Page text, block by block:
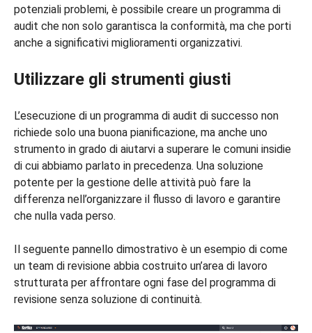
potenziali problemi, è possibile creare un programma di
audit che non solo garantisca la conformità, ma che porti
anche a significativi miglioramenti organizzativi.
Utilizzare gli strumenti giusti
L’esecuzione di un programma di audit di successo non
richiede solo una buona pianificazione, ma anche uno
strumento in grado di aiutarvi a superare le comuni insidie
di cui abbiamo parlato in precedenza. Una soluzione
potente per la gestione delle attività può fare la
differenza nell’organizzare il flusso di lavoro e garantire
che nulla vada perso.
Il seguente pannello dimostrativo è un esempio di come
un team di revisione abbia costruito un’area di lavoro
strutturata per affrontare ogni fase del programma di
revisione senza soluzione di continuità.